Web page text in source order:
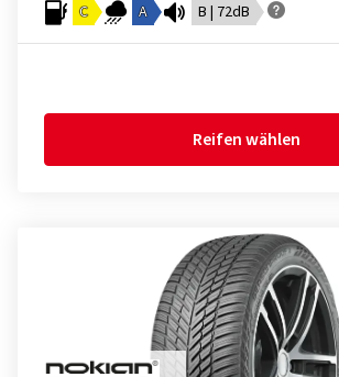
C A B | 72dB
Reifen wählen